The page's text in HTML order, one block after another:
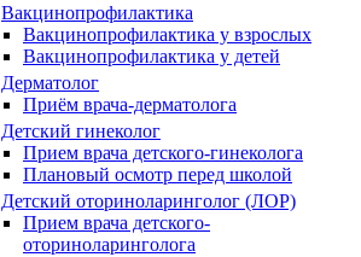
Вакцинопрофилактика
Вакцинопрофилактика у взрослых
Вакцинопрофилактика у детей
Дерматолог
Приём врача-дерматолога
Детский гинеколог
Прием врача детского-гинеколога
Плановый осмотр перед школой
Детский оториноларинголог (ЛОР)
Прием врача детского-
оториноларинголога